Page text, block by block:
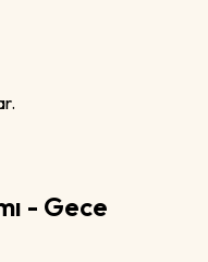
- Gece